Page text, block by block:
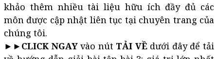
khảo thêm nhiều tài liệu hữu ích đầy đủ các
môn được cập nhật liên tục tại chuyên trang của
chúng tôi.
►► CLICK NGAYvào nút TẢI VỀ dưới đây để tải